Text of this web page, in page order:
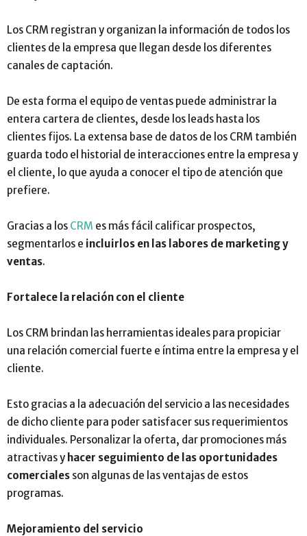
Los CRM registran y organizan la información de todos los
clientes de la empresa que llegan desde los diferentes
canales de captación.
De esta forma el equipo de ventas puede administrar la
entera cartera de clientes, desde los leads hasta los
clientes fijos. La extensa base de datos de los CRM también
guarda todo el historial de interacciones entre la empresa y
el cliente, lo que ayuda a conocer el tipo de atención que
prefiere.
Gracias a los CRM es más fácil calificar prospectos,
segmentarlos e incluirlos en las labores de marketing y
ventas.
Fortalece la relación con el cliente
Los CRM brindan las herramientas ideales para propiciar
una relación comercial fuerte e íntima entre la empresa y el
cliente.
Esto gracias a la adecuación del servicio a las necesidades
de dicho cliente para poder satisfacer sus requerimientos
individuales. Personalizar la oferta, dar promociones más
atractivas y hacer seguimiento de las oportunidades
comerciales son algunas de las ventajas de estos
programas.
Mejoramiento del servicio